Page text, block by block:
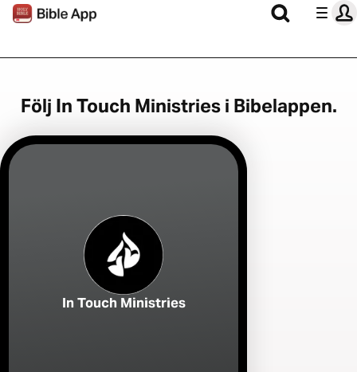
Följ In Touch Ministries i Bibelappen.
In Touch Ministries